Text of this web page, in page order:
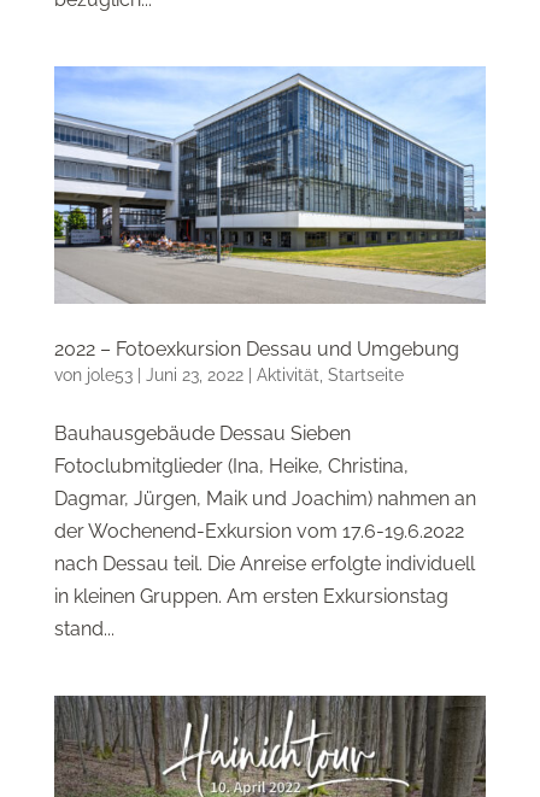
2022 – Fotoexkursion Dessau und Umgebung
von jole53| Juni 23, 2022| Aktivität, Startseite
Bauhausgebäude Dessau Sieben
Fotoclubmitglieder (Ina, Heike, Christina,
Dagmar, Jürgen, Maik und Joachim) nahmen an
der Wochenend-Exkursion vom 17.6-19.6.2022
nach Dessau teil. Die Anreise erfolgte individuell
in kleinen Gruppen. Am ersten Exkursionstag
stand...